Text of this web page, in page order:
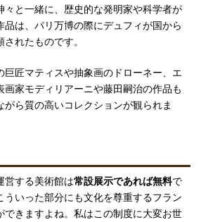
々と一緒に、歴史的な発明家や科学者が
品は、パリ万博の際にデュフィが国から
れたものです。
巨匠マティスや抽象画のドローネー、エ
画家モディリアーニや藤田嗣治の作品も
がら質の高いコレクションが観られま
営する美術館は常設展示であれば無料で
ういった部分にも文化を尊重するフラン
できますよね。私はこの制度に大変お世